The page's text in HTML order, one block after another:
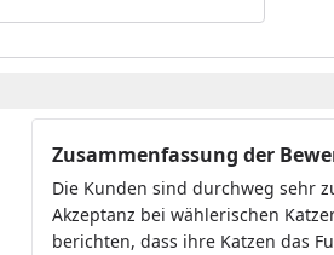
Zusammenfassung der
Die Kunden sind durchweg sehr
Akzeptanz bei wählerischen
berichten, dass ihre Katzen das